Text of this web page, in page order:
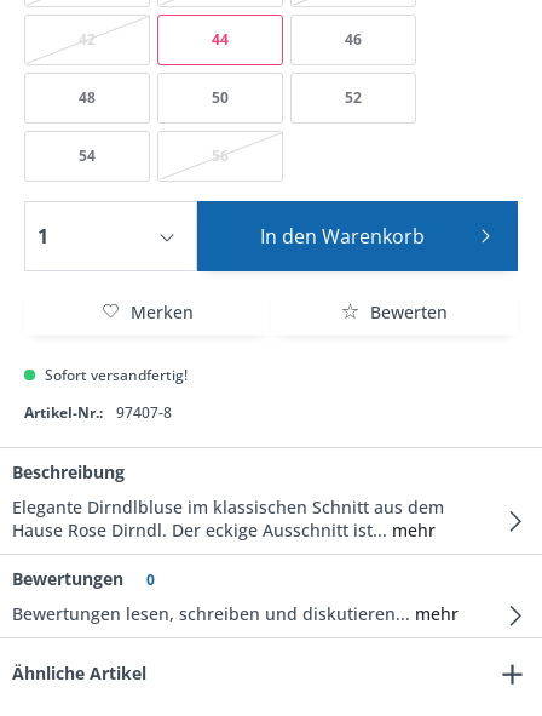
42 44 46
48 50 52
54 56
In den Warenkorb
Merken Bewerten
Sofort versandfertig!
Artikel-Nr.:
97407-8
Beschreibung
Elegante Dirndlbluse im klassischen Schnitt aus dem
Hause Rose Dirndl. Der eckige Ausschnitt ist... mehr
Bewertungen 0
Bewertungen lesen, schreiben und diskutieren... mehr
Ähnliche Artikel